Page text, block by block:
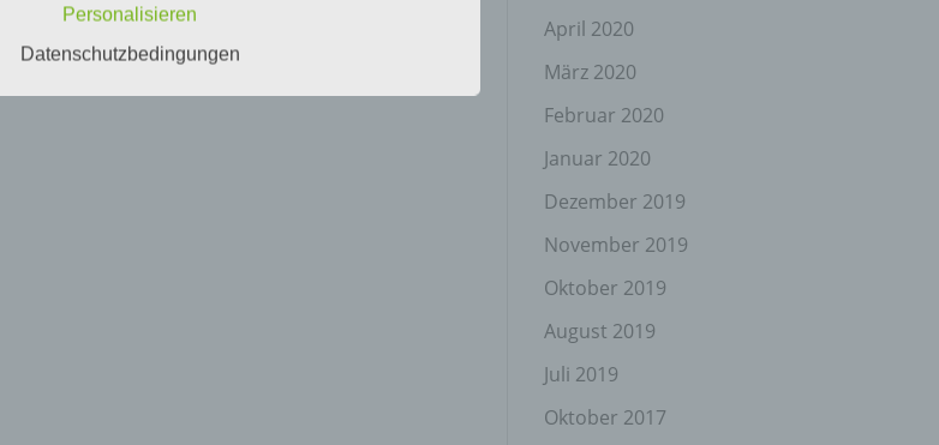
April 2020
März 2020
Februar 2020
Januar 2020
Dezember 2019
November 2019
Oktober 2019
August 2019
Juli 2019
Oktober 2017
automatisierten Verarbeitung personenbezogener
dass diese personenbezogenen Daten verwendet
insbesondere, um Aspekte bezüglich
Personalisieren
Datenschutzbedingungen